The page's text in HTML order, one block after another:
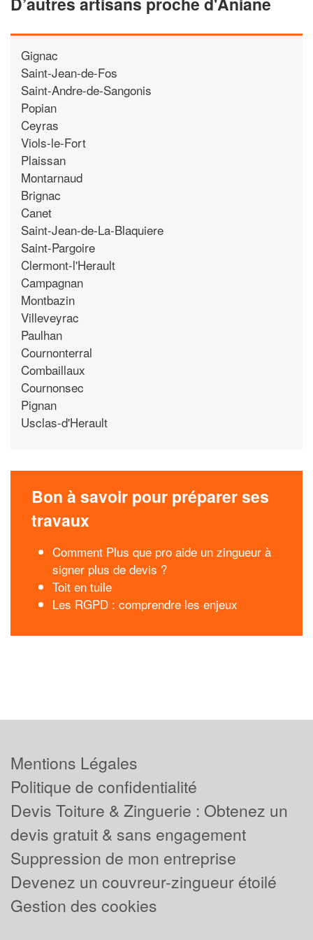
Gignac
Saint-Jean-de-Fos
Saint-Andre-de-Sangonis
Popian
Ceyras
Viols-le-Fort
Plaissan
Montarnaud
Brignac
Canet
Saint-Jean-de-La-Blaquiere
Saint-Pargoire
Clermont-l'Herault
Campagnan
Montbazin
Villeveyrac
Paulhan
Cournonterral
Combaillaux
Cournonsec
Pignan
Usclas-d'Herault
Bon à savoir pour préparer ses
travaux
Comment Plus que pro aide un zingueur à
signer plus de devis ?
Toit en tuile
Les RGPD : comprendre les enjeux
Mentions Légales
Politique de confidentialité
Devis Toiture & Zinguerie : Obtenez un
devis gratuit & sans engagement
Suppression de mon entreprise
Devenez un couvreur-zingueur étoilé
Gestion des cookies